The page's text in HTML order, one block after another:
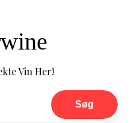
Vin Her!
Søg